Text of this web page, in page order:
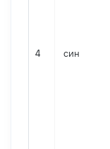
4 син